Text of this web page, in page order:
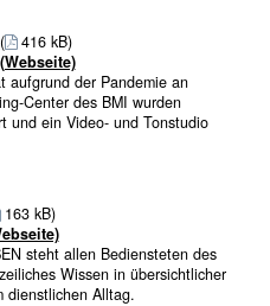
(
416 kB)
aufgrund der Pandemie an
Center des BMI wurden
und ein Video- und Tonstudio
163 kB)
steht allen Bediensteten des
Wissen in übersichtlicher
dienstlichen Alltag.